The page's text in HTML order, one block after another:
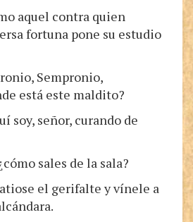
aquel contra quien
fortuna pone su estudio
Sempronio,
está este maldito?
soy, señor, curando de
sales de la sala?
el gerifalte y vínele a